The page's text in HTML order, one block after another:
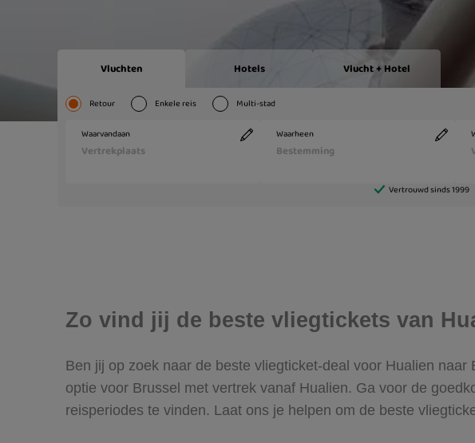
Zo vind jij de beste vliegtickets van
Ben jij op zoek naar de beste vliegticket-deal voor Hualien
optie voor Brussel met vertrek vanaf Hualien. Ga voor de
reisperiodes te vinden. Laat ons je helpen om de beste